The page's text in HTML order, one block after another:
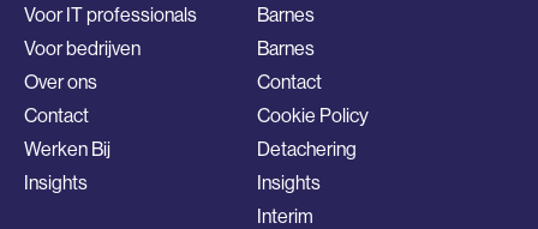
Voor IT professionals
Voor bedrijven
Over ons
Contact
Werken Bij
Insights
Barnes
Barnes
Contact
Cookie Policy
Detachering
Insights
Interim